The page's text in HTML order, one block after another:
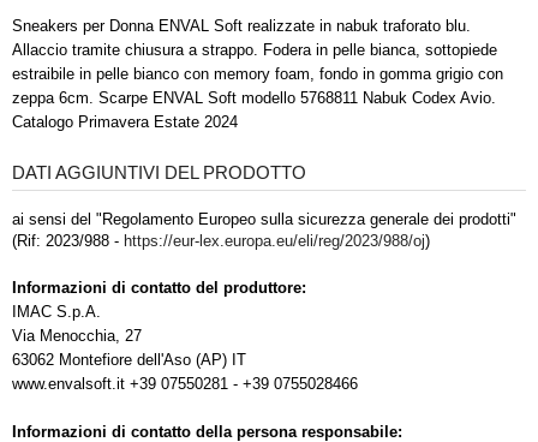
Sneakers per Donna ENVAL Soft realizzate in nabuk traforato blu.
Allaccio tramite chiusura a strappo. Fodera in pelle bianca, sottopiede
estraibile in pelle bianco con memory foam, fondo in gomma grigio con
zeppa 6cm. Scarpe ENVAL Soft modello 5768811 Nabuk Codex Avio.
Catalogo Primavera Estate 2024
DATI AGGIUNTIVI DEL PRODOTTO
ai sensi del "Regolamento Europeo sulla sicurezza generale dei prodotti"
(Rif: 2023/988 - https://eur-lex.europa.eu/eli/reg/2023/988/oj)
Informazioni di contatto del produttore:
IMAC S.p.A.
Via Menocchia, 27
63062 Montefiore dell'Aso (AP) IT
www.envalsoft.it +39 07550281 - +39 0755028466
Informazioni di contatto della persona responsabile: